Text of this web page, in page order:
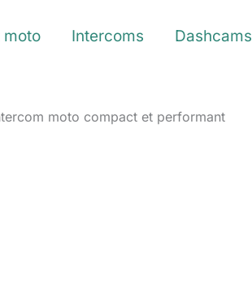
moto Intercoms Dashcams
moto compact et performant